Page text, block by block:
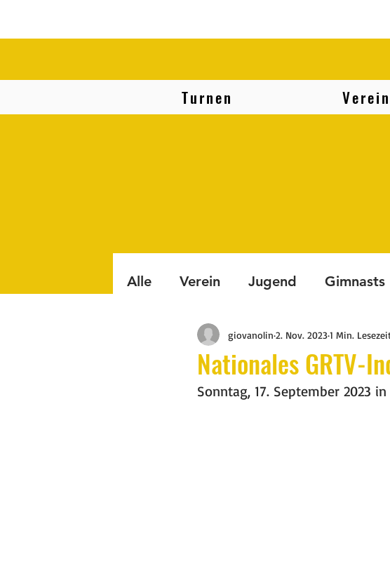
Turnen Verein
Alle Verein Jugend Gimnasts
Nationales GRTV-
giovanolin 2. Nov. 20231 Min.
Sonntag, 17. September 2023 in